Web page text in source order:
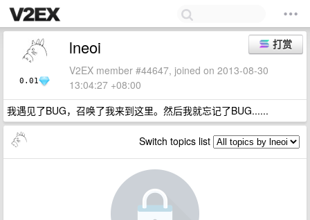
0.01
打赏
lneoi
V2EX member #44647, joined on 2013-08-30
13:04:27 +08:00
我遇见了BUG，召唤了我来到这里。然后我就忘记了BUG......
Switch topics list